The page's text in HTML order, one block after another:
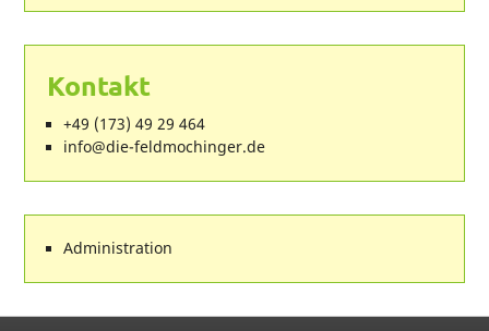
Kontakt
+49 (173) 49 29 464
ed.regnihcomdlef-eid@ofni
Administration